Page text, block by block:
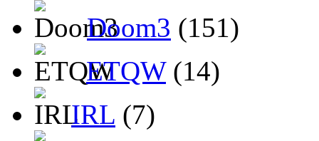
Doom3 (151)
ETQW(14)
IRL (7)